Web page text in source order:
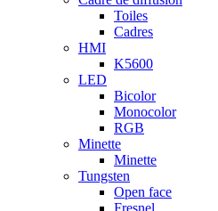
Toiles
Cadres
HMI
K5600
LED
Bicolor
Monocolor
RGB
Minette
Minette
Tungsten
Open face
Fresnel